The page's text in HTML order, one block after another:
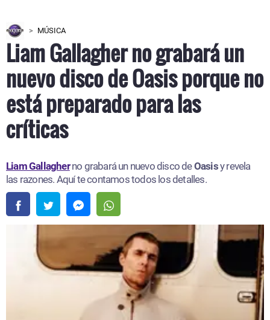
MÚSICA
Liam Gallagher no grabará un
nuevo disco de Oasis porque no
está preparado para las
críticas
Liam Gallagherno grabará un nuevo disco deOasisy revela
las razones. Aquí te contamos todos los detalles.